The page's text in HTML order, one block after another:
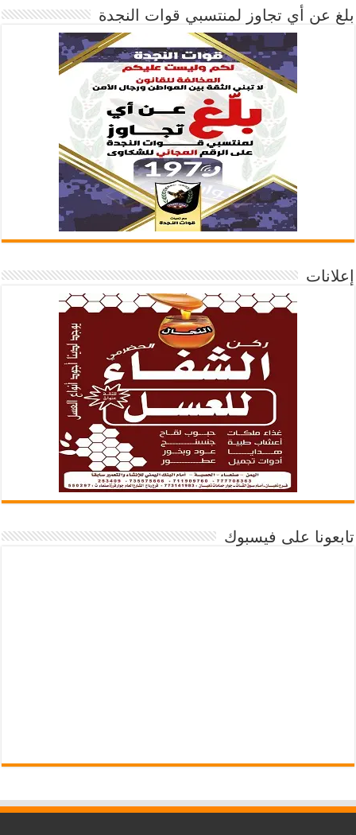
بلغ عن أي تجاوز لمنتسبي قوات النجدة
إعلانات
تابعونا على فيسبوك